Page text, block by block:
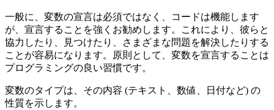
一般に、変数の宣言は必須ではなく、コードは機能します
が、宣言することを強くお勧めします。これにより、彼らと
協力したり、見つけたり、さまざまな問題を解決したりする
ことが容易になります。原則として、変数を宣言することは
プログラミングの良い習慣です。
変数のタイプは、その内容 (テキスト、数値、日付など) の
性質を示します。